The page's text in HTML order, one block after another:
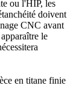
ou l'HIP, les
doivent
CNC avant
le
en titane finie